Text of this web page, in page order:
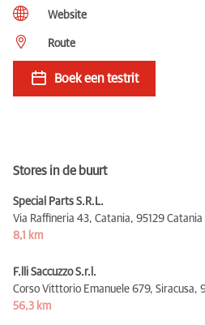
Website
Route
Boek een testrit
Stores in de buurt
Special Parts S.R.L.
Via Raffineria 43, Catania, 95129 Catania
8,1 km
F.lli Saccuzzo S.r.l.
Corso Vitttorio Emanuele 679, Siracusa,
56,3 km